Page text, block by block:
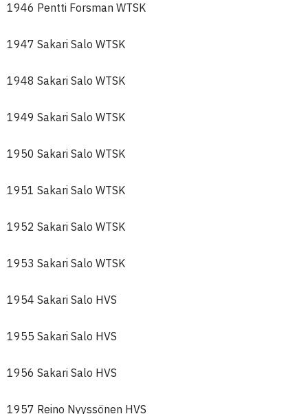
1946 Pentti Forsman WTSK
1947 Sakari Salo WTSK
1948 Sakari Salo WTSK
1949 Sakari Salo WTSK
1950 Sakari Salo WTSK
1951 Sakari Salo WTSK
1952 Sakari Salo WTSK
1953 Sakari Salo WTSK
1954 Sakari Salo HVS
1955 Sakari Salo HVS
1956 Sakari Salo HVS
1957 Reino Nyyssönen HVS